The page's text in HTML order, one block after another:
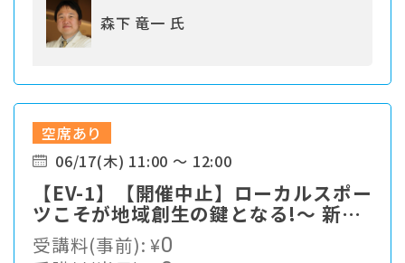
森下 竜一 氏
空席あり
06/17(木) 11:00 ～ 12:00
【EV-1】【開催中止】ローカルスポー
ツこそが地域創生の鍵となる!〜 新た
なスポーツソリューションの提案
受講料(事前):¥0